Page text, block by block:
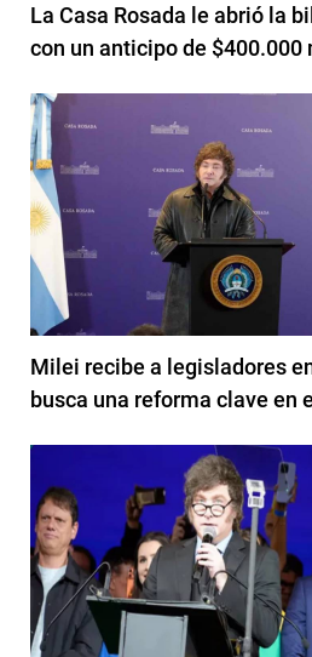
La Casa Rosada le abrió la
con un anticipo de $400.000
Milei recibe a legisladores
busca una reforma clave en